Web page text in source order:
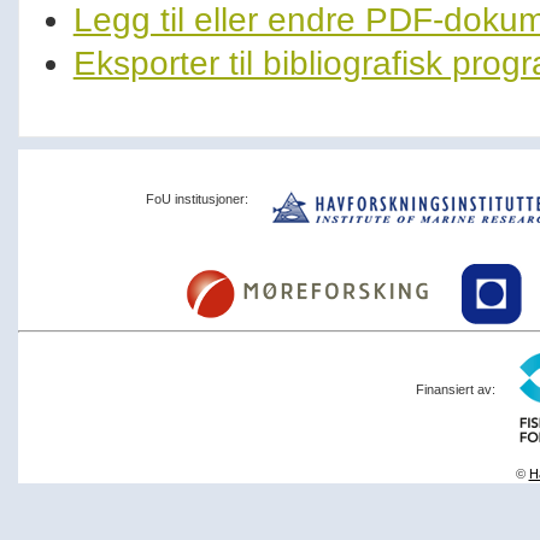
Legg til eller endre PDF-
Eksporter til bibliografisk
FoU institusjoner:
Finansiert av:
©